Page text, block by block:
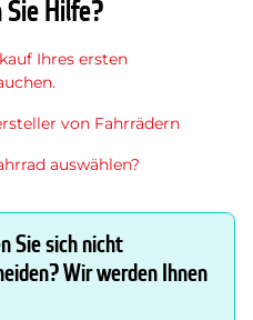
Hilfe?
Ihres ersten
von Fahrrädern
auswählen?
Sie sich nicht
Wir werden Ihnen